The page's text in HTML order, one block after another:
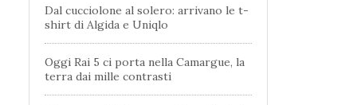
Dal cucciolone al solero: arrivano le t-
shirt di Algida e Uniqlo
Oggi Rai 5 ci porta nella Camargue, la
terra dai mille contrasti